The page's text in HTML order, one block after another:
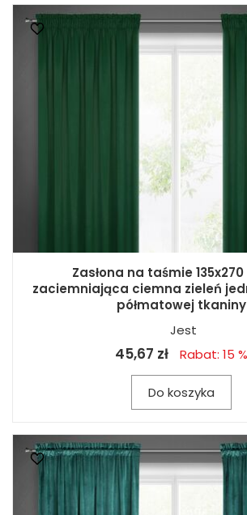
Zasłona na taśmie 135x270
zaciemniająca ciemna zieleń
półmatowej tkaniny
Jest
45,67 zł Rabat: 15 %
Do koszyka